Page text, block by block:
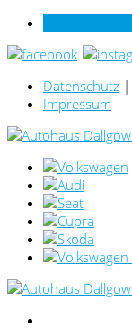
Datenschutz |
Impressum